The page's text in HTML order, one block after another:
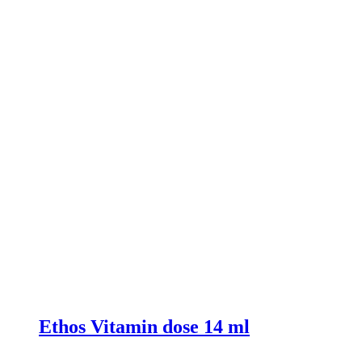
Ethos Vitamin dose 14 ml